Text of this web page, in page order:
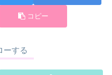
コピー
ーする